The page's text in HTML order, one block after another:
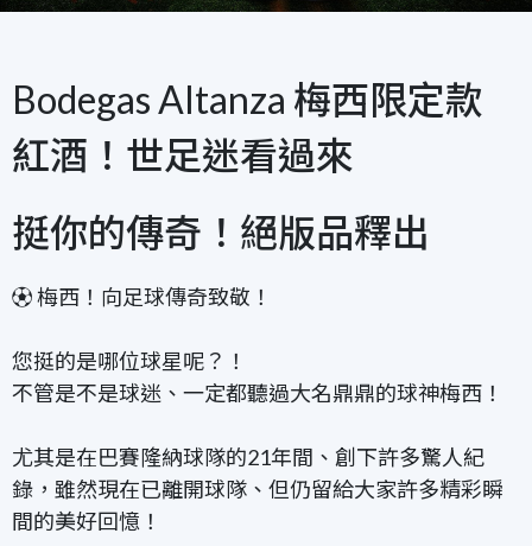
Bodegas Altanza 梅西限定款
紅酒！世足迷看過來
挺你的傳奇！絕版品釋出
⚽️ 梅西！向足球傳奇致敬！
您挺的是哪位球星呢？！
不管是不是球迷、一定都聽過大名鼎鼎的球神梅西！
尤其是在巴賽隆納球隊的21年間、創下許多驚人紀
錄，雖然現在已離開球隊、但仍留給大家許多精彩瞬
間的美好回憶！